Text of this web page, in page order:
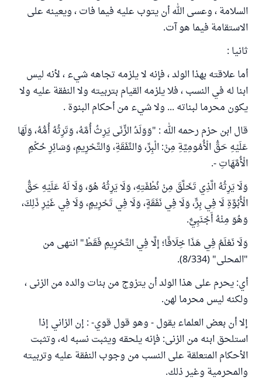
السلامة ، وعسى الله أن يتوب عليه فيما فات ، ويعينه على
الاستقامة فيما هو آت.
ثانيا :
أما علاقته بهذا الولد ، فإنه لا يلزمه تجاهه شيء ، لأنه ليس
ابنا له في النسب ، فلا يلزمه القيام بتربيته ولا النفقة عليه ولا
يكون محرما لبناته ... ولا شيء من أحكام البنوة .
قال ابن حزم رحمه الله : "وَوَلَدُ الزِّنَى يَرِثُ أُمَّهُ، وَتَرِثُهُ أُمُّهُ، وَلَهَا
عَلَيْهِ حَقُّ الْأُمُومِيَّةِ مِنْ: الْبِرِّ، وَالنَّفَقَةِ، وَالتَّحْرِيمِ، وَسَائِرِ حُكْمِ
الْأُمَّهَاتِ -.
وَلَا يَرِثُهُ الَّذِي تَخَلَّقَ مِنْ نُطْفَتِهِ، وَلَا يَرِثُهُ هُوَ، وَلَا لَهُ عَلَيْهِ حَقُّ
الْأُبُوَّةِ لَا فِي بِرٍّ، وَلَا فِي نَفَقَةٍ، وَلَا فِي تَحْرِيمٍ، وَلَا فِي غَيْرِ ذَلِكَ،
وَهُوَ مِنْهُ أَجْنَبِيٌّ.
وَلَا نَعْلَمُ فِي هَذَا خِلَافًا؛ إلَّا فِي التَّحْرِيمِ فَقَطْ" انتهى من
"المحلى" (8/334).
أي: يحرم على هذا الولد أن يتزوج من بنات والده من الزنى ،
ولكنه ليس محرما لهن.
إلا أن بعض العلماء يقول - وهو قول قوي- : إن الزاني إذا
استلحق ابنه من الزنى: فإنه يلحقه ويثبت نسبه له، وتثبت
الأحكام المتعلقة على النسب من وجوب النفقة عليه وتربيته
والمحرمية وغير ذلك.